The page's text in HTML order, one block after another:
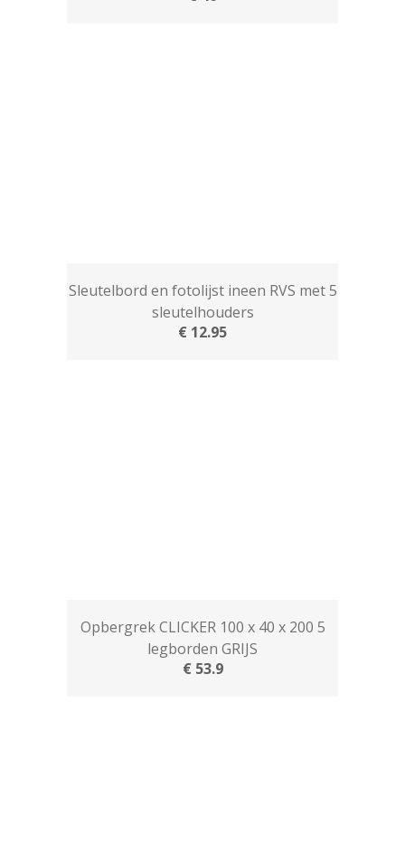
Sleutelbord en fotolijst ineen RVS met 5
sleutelhouders
€ 12.95
Opbergrek CLICKER 100 x 40 x 200 5
legborden GRIJS
€ 53.9